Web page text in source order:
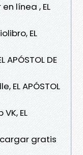
en línea , EL
EL
APÓSTOL DE
EL APÓSTOL
VK, EL
gratis